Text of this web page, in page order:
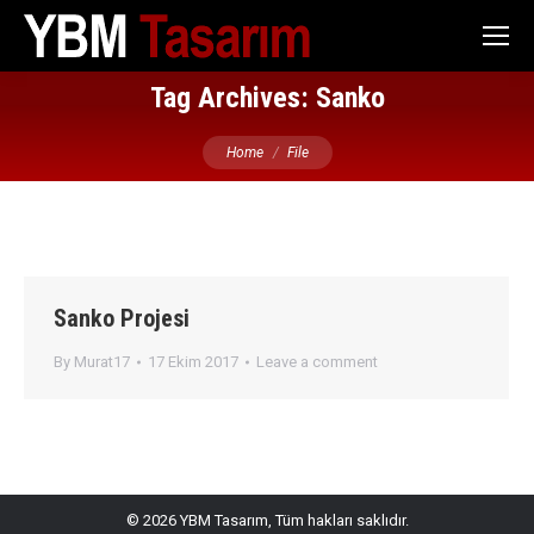
Tag Archives: Sanko
You are here:
Home File
Sanko Projesi
By Murat17 17 Ekim 2017 Leave a comment
© 2026 YBM Tasarım, Tüm hakları saklıdır.